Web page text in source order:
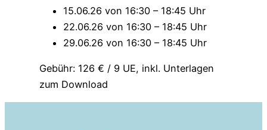
15.06.26 von 16:30 – 18:45 Uhr
22.06.26 von 16:30 – 18:45 Uhr
29.06.26 von 16:30 – 18:45 Uhr
Gebühr: 126 € / 9 UE, inkl. Unterlagen
zum Download